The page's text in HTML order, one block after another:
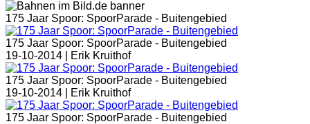
175 Jaar Spoor: SpoorParade - Buitengebied
175 Jaar Spoor: SpoorParade - Buitengebied
19-10-2014 |
Erik Kruithof
175 Jaar Spoor: SpoorParade - Buitengebied
19-10-2014 |
Erik Kruithof
175 Jaar Spoor: SpoorParade - Buitengebied